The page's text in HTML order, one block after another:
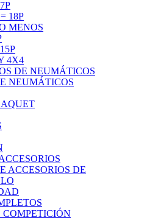
18P
MENOS
4X4
DE NEUMÁTICOS
NEUMÁTICOS
ACCESORIOS DE
COMPETICIÓN